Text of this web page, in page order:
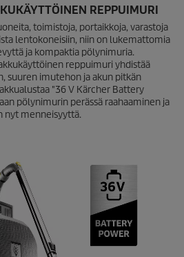
REPPUIMURI
toimistoja, portaikkoja, varastoja
lentokoneisiin, niin on lukemattomia
ja kompaktia pölynimuria.
reppuimuri yhdistää
suuren imutehon ja akun pitkän
"36 V Kärcher Battery
pölynimurin perässä raahaaminen ja
nyt menneisyyttä.